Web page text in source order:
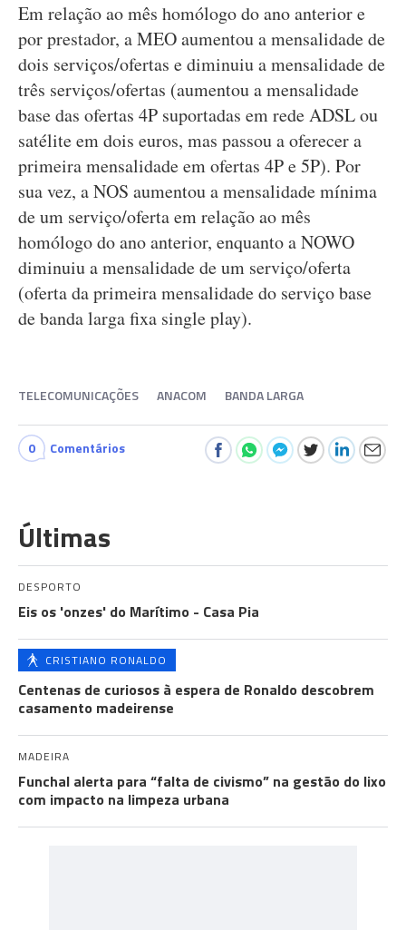
Em relação ao mês homólogo do ano anterior e
por prestador, a MEO aumentou a mensalidade de
dois serviços/ofertas e diminuiu a mensalidade de
três serviços/ofertas (aumentou a mensalidade
base das ofertas 4P suportadas em rede ADSL ou
satélite em dois euros, mas passou a oferecer a
primeira mensalidade em ofertas 4P e 5P). Por
sua vez, a NOS aumentou a mensalidade mínima
de um serviço/oferta em relação ao mês
homólogo do ano anterior, enquanto a NOWO
diminuiu a mensalidade de um serviço/oferta
(oferta da primeira mensalidade do serviço base
de banda larga fixa single play).
TELECOMUNICAÇÕES ANACOM BANDA LARGA
0 Comentários
Últimas
DESPORTO
Eis os 'onzes' do Marítimo - Casa Pia
CRISTIANO RONALDO
Centenas de curiosos à espera de Ronaldo descobrem
casamento madeirense
MADEIRA
Funchal alerta para “falta de civismo” na gestão do lixo
com impacto na limpeza urbana